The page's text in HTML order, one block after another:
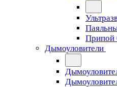
Припой
Дымоуловители